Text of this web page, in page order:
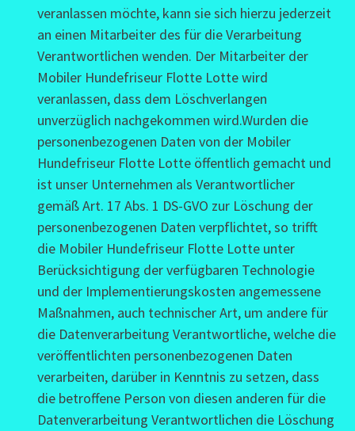
veranlassen möchte, kann sie sich hierzu jederzeit
an einen Mitarbeiter des für die Verarbeitung
Verantwortlichen wenden. Der Mitarbeiter der
Mobiler Hundefriseur Flotte Lotte wird
veranlassen, dass dem Löschverlangen
unverzüglich nachgekommen wird.Wurden die
personenbezogenen Daten von der Mobiler
Hundefriseur Flotte Lotte öffentlich gemacht und
ist unser Unternehmen als Verantwortlicher
gemäß Art. 17 Abs. 1 DS-GVO zur Löschung der
personenbezogenen Daten verpflichtet, so trifft
die Mobiler Hundefriseur Flotte Lotte unter
Berücksichtigung der verfügbaren Technologie
und der Implementierungskosten angemessene
Maßnahmen, auch technischer Art, um andere für
die Datenverarbeitung Verantwortliche, welche die
veröffentlichten personenbezogenen Daten
verarbeiten, darüber in Kenntnis zu setzen, dass
die betroffene Person von diesen anderen für die
Datenverarbeitung Verantwortlichen die Löschung